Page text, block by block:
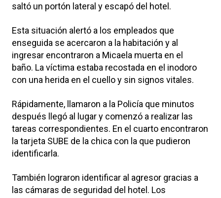
saltó un portón lateral y escapó del hotel.
Esta situación alertó a los empleados que
enseguida se acercaron a la habitación y al
ingresar encontraron a Micaela muerta en el
baño. La víctima estaba recostada en el inodoro
con una herida en el cuello y sin signos vitales.
Rápidamente, llamaron a la Policía que minutos
después llegó al lugar y comenzó a realizar las
tareas correspondientes. En el cuarto encontraron
la tarjeta SUBE de la chica con la que pudieron
identificarla.
También lograron identificar al agresor gracias a
las cámaras de seguridad del hotel. Los